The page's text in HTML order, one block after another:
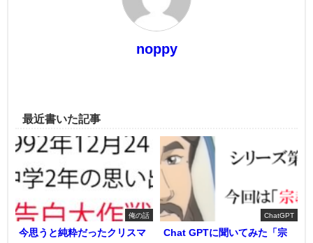
noppy
最近書いた記事
俺の話
今思うと純粋だったクリスマ
ChatGPT
Chat GPTに聞いてみた「宗